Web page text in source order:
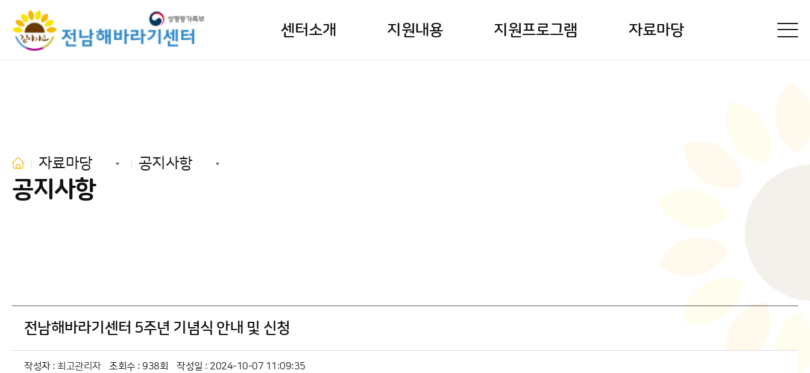
센터소개 지원내용 지원프로그램 자료마당
공지사항
자료마당 공지사항
전남해바라기센터 5주년 기념식 안내 및 신청
작성자 : 최고관리자 조회수 : 938회 작성일 : 2024-10-07 11:09:35